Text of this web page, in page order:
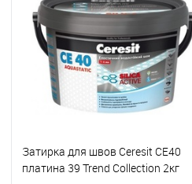
Купити в 1 клік
До
В вибране
Під
замовлення
Затирка для швов Ceresit СЕ40
платина 39 Trend Collection 2кг